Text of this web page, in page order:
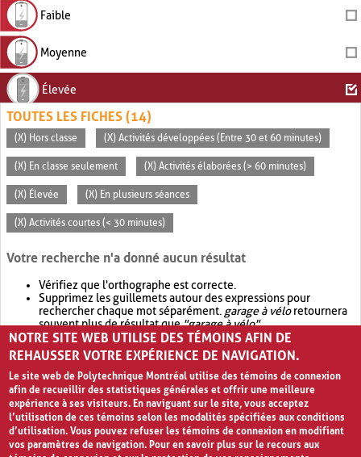
Faible
Moyenne
Élevée
TOUTES LES FICHES (14)
(X) Hors classe (X) Activités développées (Entre 30 et 60 minutes)
(X) En classe seulement (X) Activités élaborées (> 60 minutes)
(X) Élevée (X) En plusieurs séances
(X) Activités courtes (< 30 minutes)
Votre recherche n'a donné aucun résultat
Vérifiez que l'orthographe est correcte.
Supprimez les guillemets autour des expressions pour
rechercher chaque mot séparément. garage à véloretournera
souvent plus de résultat que"garage à vélo".
Envisagez d'élargir votre recherche avec OR.garage OR vélo
retournera souvent plus de résultat quegarage à vélo
NOTRE SITE WEB UTILISE DES TÉMOINS AFIN DE
REHAUSSER VOTRE EXPÉRIENCE DE NAVIGATION.
Le site web de Polytechnique Montréal utilise des témoins de connexion
afin de recueillir des statistiques générales et offrir une meilleure
expérience à ses visiteurs. En naviguant sur le site, vous acceptez
l’utilisation de ces témoins selon les modalités spécifiées aux conditions
d’utilisation. Vous pouvez refuser les témoins de connexion en modifiant
vos paramètres de navigation. Pour en savoir plus sur le recours aux